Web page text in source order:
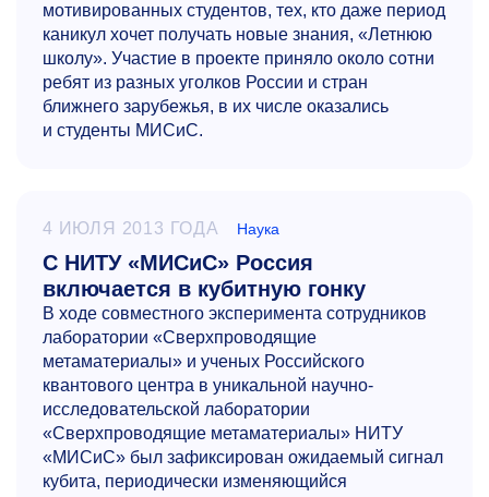
мотивированных студентов, тех, кто даже период
каникул хочет получать новые знания, «Летнюю
школу». Участие в проекте приняло около сотни
ребят из разных уголков России и стран
ближнего зарубежья, в их числе оказались
и студенты МИСиС.
4 ИЮЛЯ 2013 ГОДА Наука
С НИТУ «МИСиС» Россия
включается в кубитную гонку
В ходе совместного эксперимента сотрудников
лаборатории «Сверхпроводящие
метаматериалы» и ученых Российского
квантового центра в уникальной научно-
исследовательской лаборатории
«Сверхпроводящие метаматериалы» НИТУ
«МИСиС» был зафиксирован ожидаемый сигнал
кубита, периодически изменяющийся